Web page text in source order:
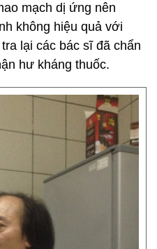
mạch dị ứng nên
không hiệu quả với
lại các bác sĩ đã chẩn
hư kháng thuốc.